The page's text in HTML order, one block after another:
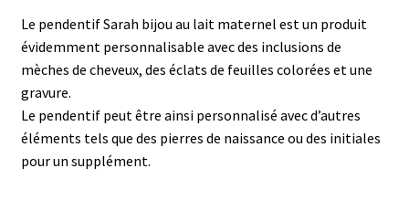
Le pendentif Sarah bijou au lait maternel est un produit
évidemment personnalisable avec des inclusions de
mèches de cheveux, des éclats de feuilles colorées et une
gravure.
Le pendentif peut être ainsi personnalisé avec d’autres
éléments tels que des pierres de naissance ou des initiales
pour un supplément.